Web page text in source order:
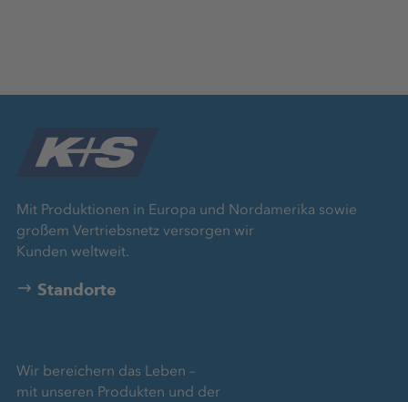
Mit Produktionen in Europa und Nordamerika sowie
großem Vertriebsnetz versorgen wir
Kunden weltweit.
Standorte
Wir bereichern das Leben –
mit unseren Produkten und der